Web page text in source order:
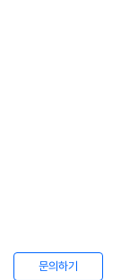
문의하기